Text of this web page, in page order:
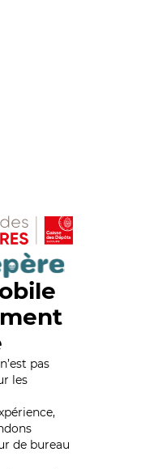
pas
les
de bureau